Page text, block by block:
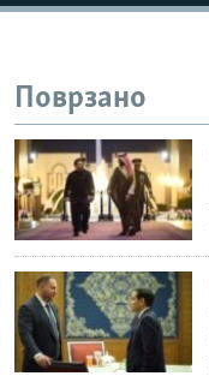
Поврзано